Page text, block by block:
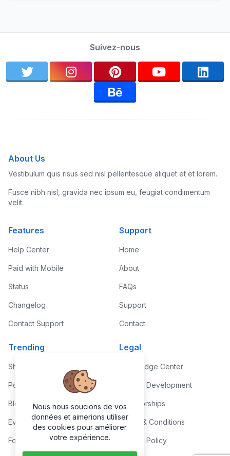
Suivez-nous
About Us
Vestibulum quis risus sed nisl pellentesque aliquet et et lorem.
Fusce nibh nisl, gravida nec ipsum eu, feugiat condimentum
velit.
Features
Help Center
Paid with Mobile
Status
Changelog
Contact Support
Support
Home
About
FAQs
Support
Contact
Trending
Shop
Portfolio
Blog
Events
Forums
Legal
Knowledge Center
Custom Development
Sponsorships
Terms & Conditions
Privacy Policy
Nous nous soucions de vos
données et aimerions utiliser
des cookies pour améliorer
votre expérience.